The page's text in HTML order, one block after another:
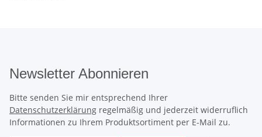
Newsletter Abonnieren
Bitte senden Sie mir entsprechend Ihrer
Datenschutzerklärung regelmäßig und jederzeit widerruflich
Informationen zu Ihrem Produktsortiment per E-Mail zu.